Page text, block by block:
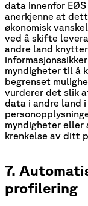
data innenfor
anerkjenne at
økonomisk
ved å skifte
andre land
myndigheter til å
begrenset
vurderer det slik
data i andre land
myndigheter eller
krenkelse av ditt
7.
profilering